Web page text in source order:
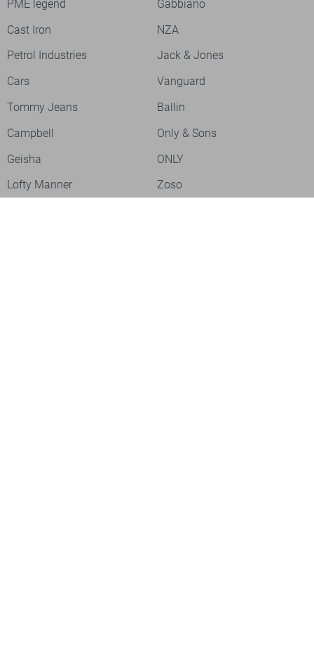
PME legend
Gabbiano
Cast Iron
NZA
Petrol Industries
Jack & Jones
Cars
Vanguard
Tommy Jeans
Ballin
Campbell
Only & Sons
Geisha
ONLY
Lofty Manner
Zoso